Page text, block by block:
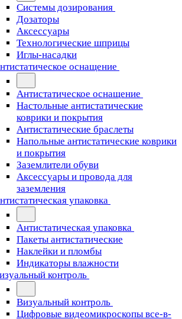
Системы дозирования
Дозаторы
Аксессуары
Технологические шприцы
Иглы-насадки
оснащение
Антистатическое оснащение
Настольные антистатические
коврики и покрытия
Антистатические браслеты
Напольные антистатические коврики
и покрытия
Заземлители обуви
Аксессуары и провода для
заземления
упаковка
Антистатическая упаковка
Пакеты антистатические
Наклейки и пломбы
Индикаторы влажности
контроль
Визуальный контроль
Цифровые видеомикроскопы все-в-